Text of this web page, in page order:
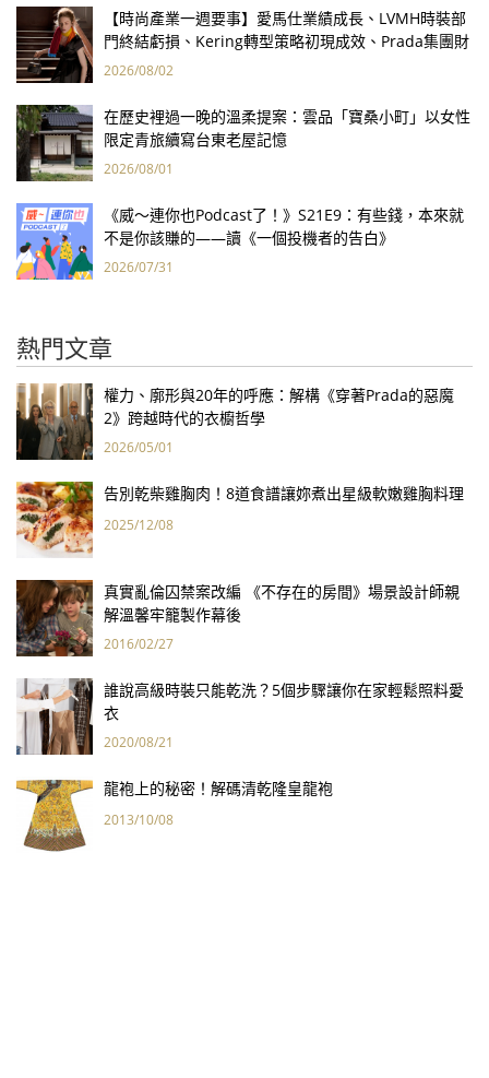
【時尚產業一週要事】愛馬仕業績成長、LVMH時裝部
門終結虧損、Kering轉型策略初現成效、Prada集團財
報亮眼
2026/08/02
在歷史裡過一晚的溫柔提案：雲品「寶桑小町」以女性
限定青旅續寫台東老屋記憶
2026/08/01
《威～連你也Podcast了！》S21E9：有些錢，本來就
不是你該賺的——讀《一個投機者的告白》
2026/07/31
熱門文章
權力、廓形與20年的呼應：解構《穿著Prada的惡魔
2》跨越時代的衣櫥哲學
2026/05/01
告別乾柴雞胸肉！8道食譜讓妳煮出星級軟嫩雞胸料理
2025/12/08
真實亂倫囚禁案改編 《不存在的房間》場景設計師親
解溫馨牢籠製作幕後
2016/02/27
誰說高級時裝只能乾洗？5個步驟讓你在家輕鬆照料愛
衣
2020/08/21
龍袍上的秘密！解碼清乾隆皇龍袍
2013/10/08